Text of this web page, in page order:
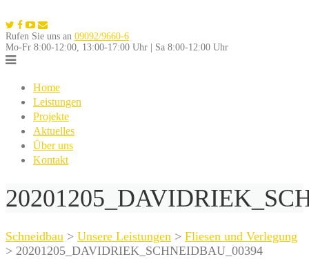
to
content
Rufen Sie uns an 09092/9660-6
Mo-Fr 8:00-12:00, 13:00-17:00 Uhr | Sa 8:00-12:00 Uhr
Home
Leistungen
Projekte
Aktuelles
Über uns
Kontakt
Schneidbau > Unsere Leistungen > Fliesen und Verlegung
> 20201205_DAVIDRIEK_SCHNEIDBAU_00394